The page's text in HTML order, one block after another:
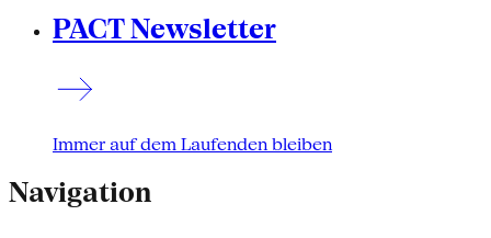
PACT Newsletter
Immer auf dem Laufenden bleiben
Navigation